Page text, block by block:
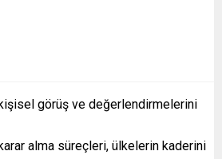
kişisel görüş ve değerlendirmelerini
alma süreçleri, ülkelerin kaderini